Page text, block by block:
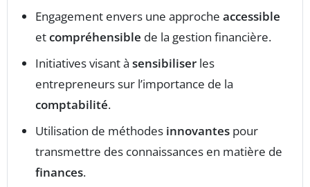
Engagement envers une approche accessible
etcompréhensible de la gestion financière.
Initiatives visant à sensibiliser les
entrepreneurs sur l’importance de la
comptabilité.
Utilisation de méthodes innovantes pour
transmettre des connaissances en matière de
finances.